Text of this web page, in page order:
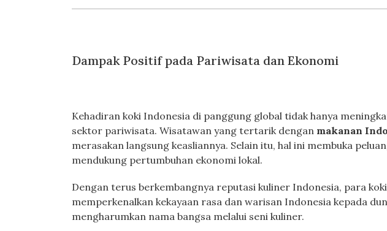
Dampak Positif pada Pariwisata dan Ekonomi
Kehadiran koki Indonesia di panggung global tidak hanya
sektor pariwisata. Wisatawan yang tertarik dengan makanan
merasakan langsung keasliannya. Selain itu, hal ini membuka
mendukung pertumbuhan ekonomi lokal.
Dengan terus berkembangnya reputasi kuliner Indonesia, para
memperkenalkan kekayaan rasa dan warisan Indonesia kepada
mengharumkan nama bangsa melalui seni kuliner.